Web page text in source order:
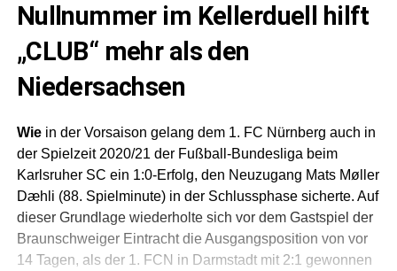
Nullnummer im Kellerduell hilft
„CLUB“ mehr als den
Niedersachsen
Wiein der Vorsaison gelang dem 1. FC Nürnberg auch in
der Spielzeit 2020/21 der Fußball-Bundesliga beim
Karlsruher SC ein 1:0-Erfolg, den Neuzugang Mats Møller
Dæhli (88. Spielminute) in der Schlussphase sicherte. Auf
dieser Grundlage wiederholte sich vor dem Gastspiel der
Braunschweiger Eintracht die Ausgangsposition von vor
14 Tagen, als der 1. FCN in Darmstadt mit 2:1 gewonnen